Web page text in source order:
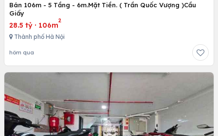
Bán 106m - 5 Tầng - 6m.Mặt Tiền. ( Trần Quốc Vượng )Cầu
Giấy
28.5 tỷ · 106m
2
Thành phố Hà Nội
hôm qua